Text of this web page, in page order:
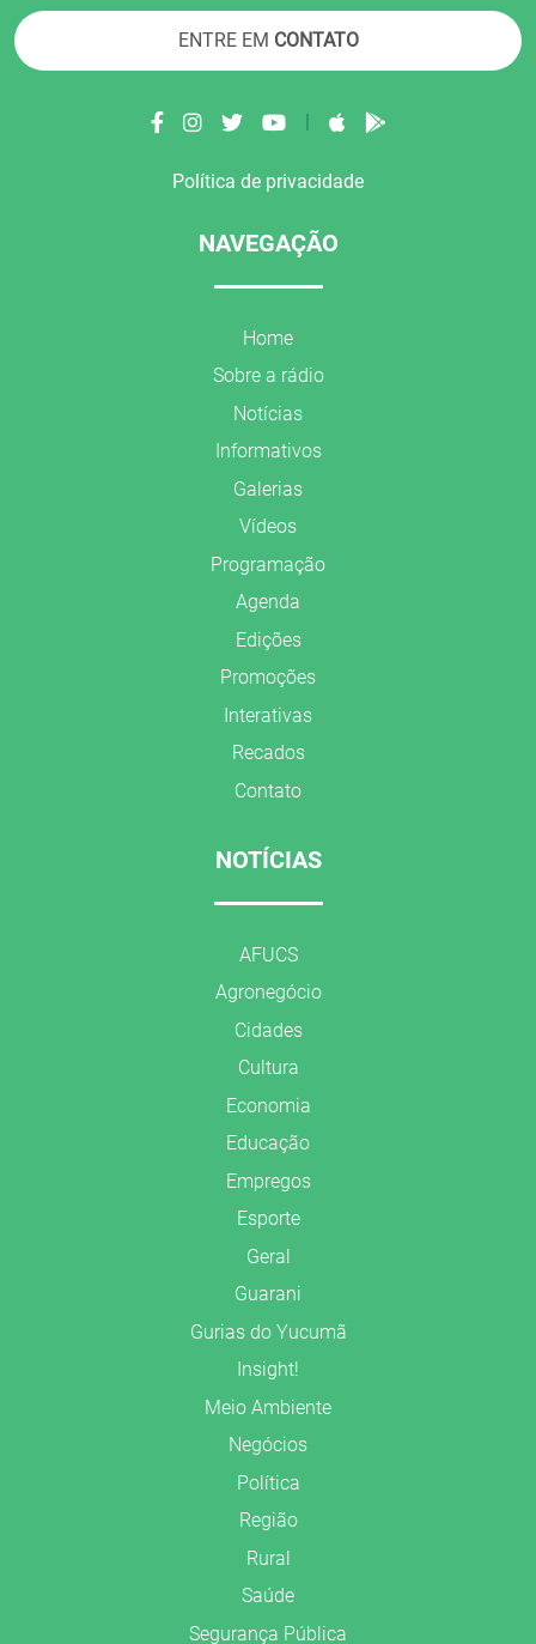
ENTRE EM CONTATO
|
Política de privacidade
NAVEGAÇÃO
Home
Sobre a rádio
Notícias
Informativos
Galerias
Vídeos
Programação
Agenda
Edições
Promoções
Interativas
Recados
Contato
NOTÍCIAS
AFUCS
Agronegócio
Cidades
Cultura
Economia
Educação
Empregos
Esporte
Geral
Guarani
Gurias do Yucumã
Insight!
Meio Ambiente
Negócios
Política
Região
Rural
Saúde
Segurança Pública